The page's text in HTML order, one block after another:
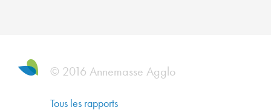
© 2016 Annemasse Agglo
Tous les rapports